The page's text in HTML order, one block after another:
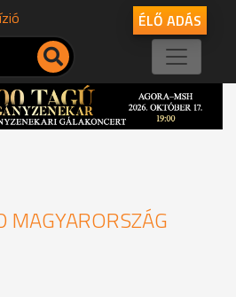
ÉLŐ ADÁS
MAGYARORSZÁG